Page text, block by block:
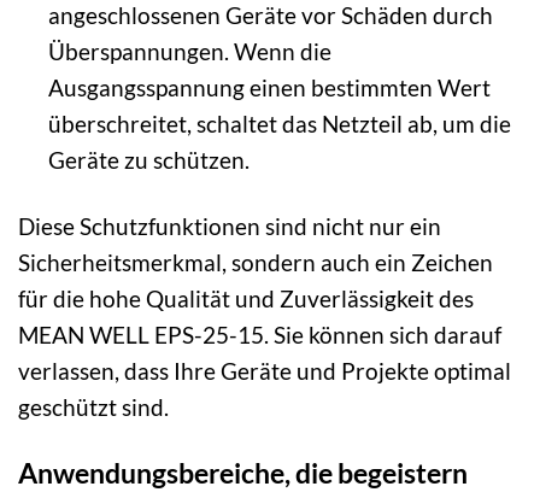
angeschlossenen Geräte vor Schäden durch
Überspannungen. Wenn die
Ausgangsspannung einen bestimmten Wert
überschreitet, schaltet das Netzteil ab, um die
Geräte zu schützen.
Diese Schutzfunktionen sind nicht nur ein
Sicherheitsmerkmal, sondern auch ein Zeichen
für die hohe Qualität und Zuverlässigkeit des
MEAN WELL EPS-25-15. Sie können sich darauf
verlassen, dass Ihre Geräte und Projekte optimal
geschützt sind.
Anwendungsbereiche, die begeistern